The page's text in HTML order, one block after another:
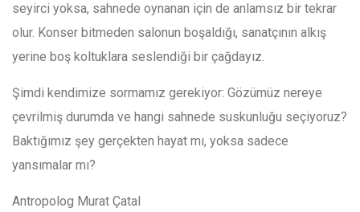
seyirci yoksa, sahnede oynanan için de anlamsız bir tekrar
olur. Konser bitmeden salonun boşaldığı, sanatçının alkış
yerine boş koltuklara seslendiği bir çağdayız.
Şimdi kendimize sormamız gerekiyor: Gözümüz nereye
çevrilmiş durumda ve hangi sahnede suskunluğu seçiyoruz?
Baktığımız şey gerçekten hayat mı, yoksa sadece
yansımalar mı?
Antropolog Murat Çatal